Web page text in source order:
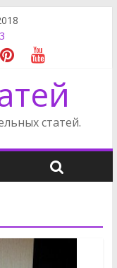
Мерседес GL
статей.